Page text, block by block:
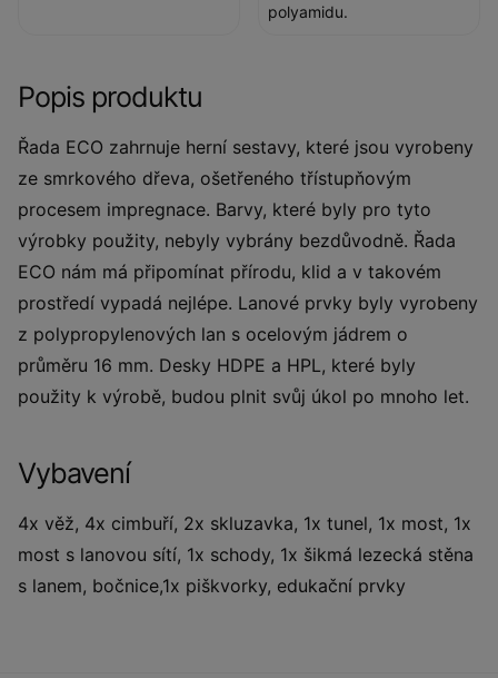
polyamidu.
Popis produktu
Řada ECO zahrnuje herní sestavy, které jsou vyrobeny
ze smrkového dřeva, ošetřeného třístupňovým
procesem impregnace. Barvy, které byly pro tyto
výrobky použity, nebyly vybrány bezdůvodně. Řada
ECO nám má připomínat přírodu, klid a v takovém
prostředí vypadá nejlépe. Lanové prvky byly vyrobeny
z polypropylenových lan s ocelovým jádrem o
průměru 16 mm. Desky HDPE a HPL, které byly
použity k výrobě, budou plnit svůj úkol po mnoho let.
Vybavení
4x věž, 4x cimbuří, 2x skluzavka, 1x tunel, 1x most, 1x
most s lanovou sítí, 1x schody, 1x šikmá lezecká stěna
s lanem, bočnice,1x piškvorky, edukační prvky